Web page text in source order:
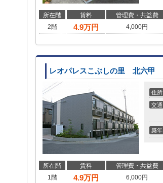
所在階 賃料 管理費・共益費
2階
4.9万円 4,000円
レオパレスこぶしの里 北六甲
住所
交通
築年
所在階 賃料 管理費・共益費
1階
4.9万円 6,000円